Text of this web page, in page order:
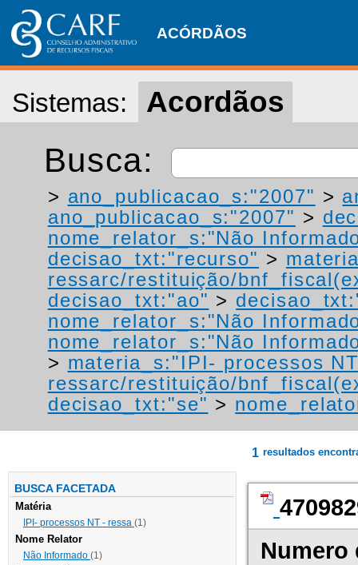
ACÓRDÃOS
Sistemas: Acordãos
Busca:
> ano_publicacao_s:"2007" >
ano_publicacao_s:"2007" >
nome_relator_s:"Não
decisao_txt:"recurso" >
ressarc/restituição/
decisao_txt:"ao" >
nome_relator_s:"Não
nome_relator_s:"Não
> materia_s:"IPI- processos
ressarc/restituição/
decisao_txt:"se" >
BUSCA FACETADA
Matéria
IPI- processos NT - ressa (1)
Nome Relator
Não Informado (1)
1 resultados
Numero